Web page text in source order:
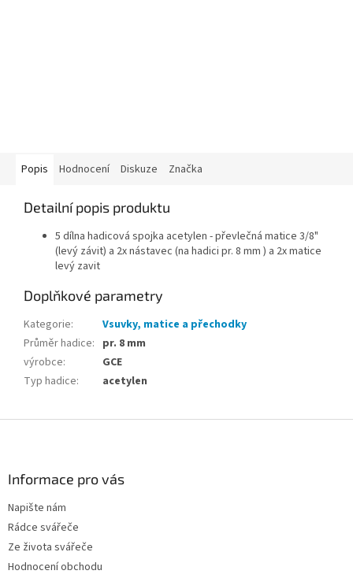
Popis Hodnocení Diskuze Značka
Detailní popis produktu
5 dílna hadicová spojka acetylen - převlečná matice 3/8"
(levý závit) a 2x nástavec (na hadici pr. 8 mm ) a 2x matice
levý zavit
Doplňkové parametry
Kategorie:
Vsuvky, matice a přechodky
Průměr hadice: pr. 8 mm
výrobce:
GCE
Typ hadice: acetylen
Informace pro vás
Napište nám
Rádce svářeče
Ze života svářeče
Hodnocení obchodu